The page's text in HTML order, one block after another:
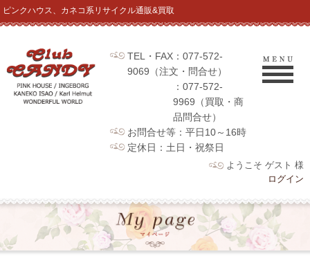
ピンクハウス、カネコ系リサイクル通販&買取
TEL・FAX：077-572-
9069（注文・問合せ）
：077-572-
9969（買取・商
品問合せ）
お問合せ等：平日10～16時
定休日：土日・祝祭日
ようこそ ゲスト 様
ログイン